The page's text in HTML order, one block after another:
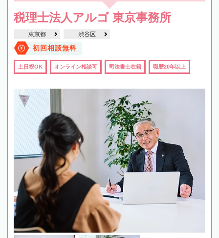
税理士法人アルゴ 東京事務所
東京都 渋谷区
初回相談無料
土日祝OK オンライン相談可 司法書士在籍 職歴20年以上